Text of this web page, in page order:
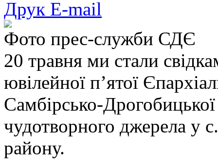
Друк E-mail
Фото прес-служби СДЄ
20 травня ми стали
ювілейної п’ятої
Самбірсько-
чудотворного джерела у
району.